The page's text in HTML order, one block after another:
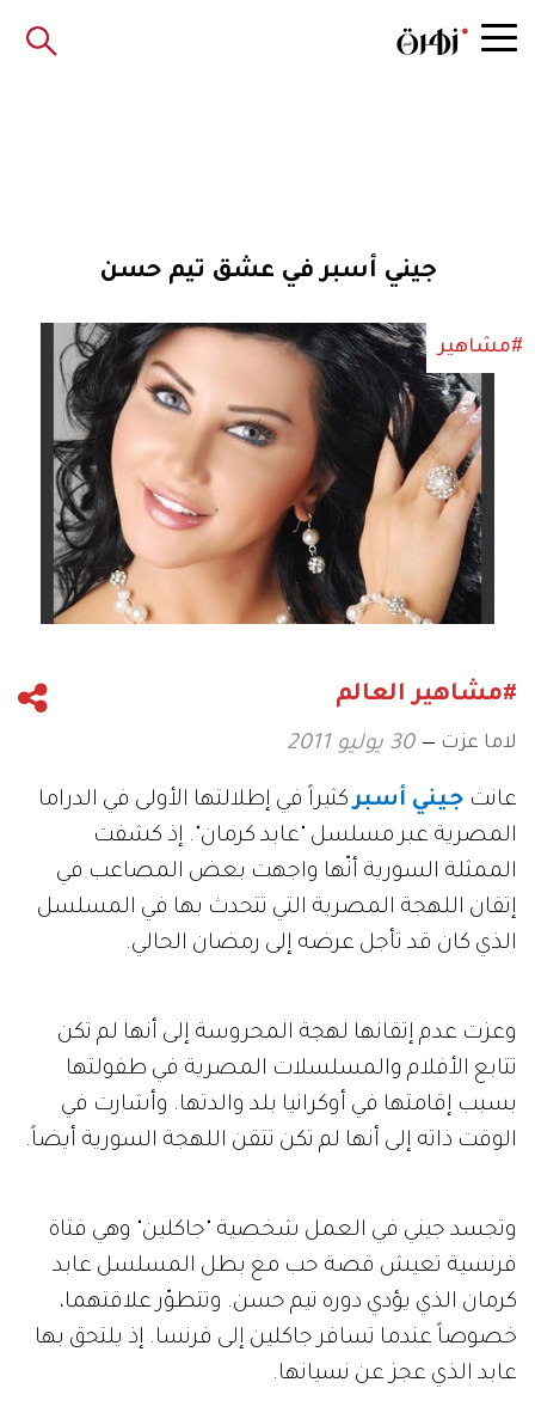
جيني أسبر في عشق تيم حسن
#مشاهير
#مشاهير العالم
لاما عزت 30 يوليو 2011
عانت جيني أسبركثيراً في إطلالتها الأولى في الدراما
المصرية عبر مسلسل "عابد كرمان". إذ كشفت
الممثلة السورية أنّها واجهت بعض المصاعب في
إتقان اللهجة المصرية التي تتحدث بها في المسلسل
الذي كان قد تأجل عرضه إلى رمضان الحالي.
وعزت عدم إتقانها لهجة المحروسة إلى أنها لم تكن
تتابع الأفلام والمسلسلات المصرية في طفولتها
بسبب إقامتها في أوكرانيا بلد والدتها. وأشارت في
الوقت ذاته إلى أنها لم تكن تتقن اللهجة السورية أيضاً.
وتجسد جيني في العمل شخصية "جاكلين" وهي فتاة
فرنسية تعيش قصة حب مع بطل المسلسل عابد
كرمان الذي يؤدي دوره تيم حسن. وتتطوّر علاقتهما،
خصوصاً عندما تسافر جاكلين إلى فرنسا. إذ يلتحق بها
عابد الذي عجز عن نسيانها.